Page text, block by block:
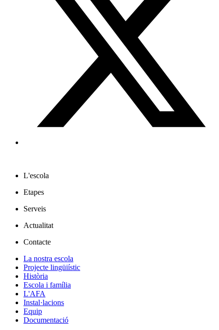
L'escola
Etapes
Serveis
Actualitat
Contacte
La nostra escola
Projecte lingüiístic
Història
Escola i família
L'AFA
Instal·lacions
Equip
Documentació